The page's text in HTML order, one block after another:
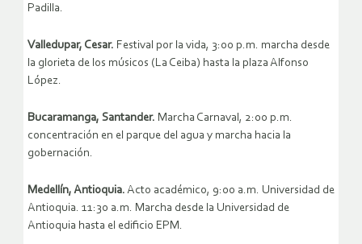
Padilla.
Valledupar, Cesar. Festival por la vida, 3:00 p.m. marcha desde
la glorieta de los músicos (La Ceiba) hasta la plaza Alfonso
López.
Bucaramanga, Santander. Marcha Carnaval, 2:00 p.m.
concentración en el parque del agua y marcha hacia la
gobernación.
Medellín, Antioquia. Acto académico, 9:00 a.m. Universidad de
Antioquia. 11:30 a.m. Marcha desde la Universidad de
Antioquia hasta el edificio EPM.